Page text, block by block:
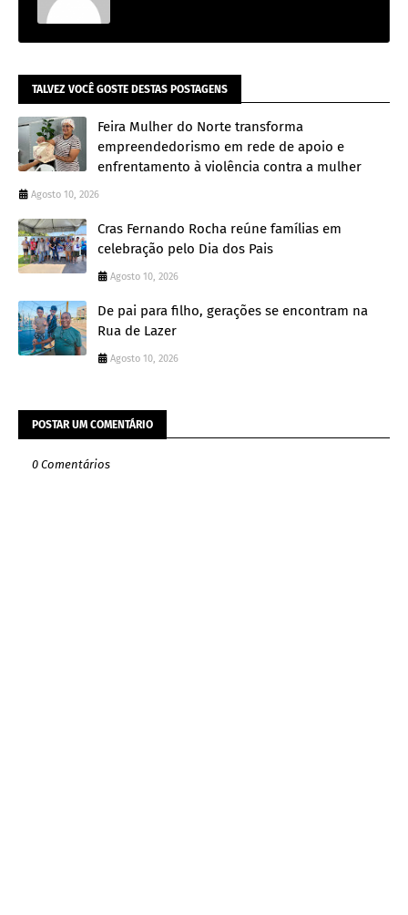
TALVEZ VOCÊ GOSTE DESTAS POSTAGENS
Feira Mulher do Norte transforma
empreendedorismo em rede de apoio e
enfrentamento à violência contra a mulher
Agosto 10, 2026
Cras Fernando Rocha reúne famílias em
celebração pelo Dia dos Pais
Agosto 10, 2026
De pai para filho, gerações se encontram na
Rua de Lazer
Agosto 10, 2026
POSTAR UM COMENTÁRIO
0 Comentários